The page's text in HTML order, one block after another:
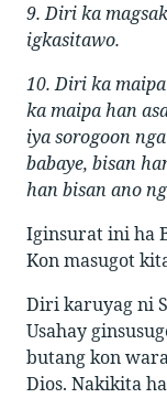
9. Diri ka
igkasitawo.
10. Diri ka
ka maipa han
iya sorogoon
babaye, bisan
han bisan ano
Iginsurat ini ha
Kon masugot
Diri karuyag ni
Usahay
butang kon
Dios. Nakikita